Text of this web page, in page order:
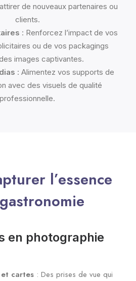
de nouveaux partenaires ou
clients.
: Renforcez l’impact de vos
ou de vos packagings
images captivantes.
: Alimentez vos supports de
avec des visuels de qualité
professionnelle.
l’essence
en photographie
et cartes : Des prises de vue qui